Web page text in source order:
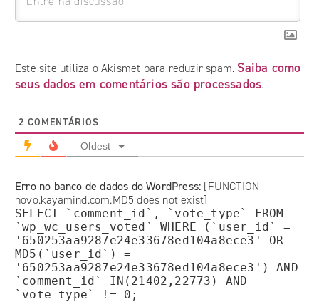
Este site utiliza o Akismet para reduzir spam. Saiba como
seus dados em comentários são processados.
2 COMENTÁRIOS
Oldest
Erro no banco de dados do WordPress: [FUNCTION
novo.kayamind.com.MD5 does not exist]
SELECT `comment_id`, `vote_type` FROM
`wp_wc_users_voted` WHERE (`user_id` =
'650253aa9287e24e33678ed104a8ece3' OR
MD5(`user_id`) =
'650253aa9287e24e33678ed104a8ece3') AND
`comment_id` IN(21402,22773) AND
`vote_type` != 0;